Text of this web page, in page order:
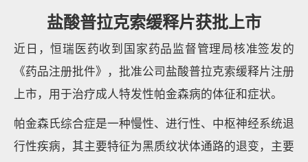
盐酸普拉克索缓释片获批上市
近日，恒瑞医药收到国家药品监督管理局核准签发的
《药品注册批件》，批准公司盐酸普拉克索缓释片注册
上市，用于治疗成人特发性帕金森病的体征和症状。
帕金森氏综合症是一种慢性、进行性、中枢神经系统退
行性疾病，其主要特征为黑质纹状体通路的退变，主要